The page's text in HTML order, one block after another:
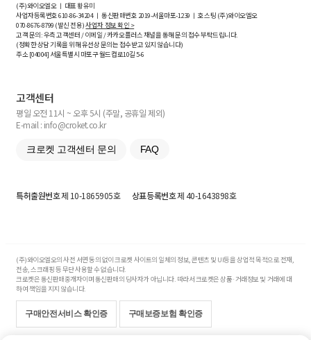
(주)와이오엘오 ㅣ 대표 황유미
사업자등록번호610-86-34204ㅣ 통신판매번호 2019-서울마포-1239 ㅣ 호스팅 (주)와이오엘오
070-8676-8799 (발신 전용)사업자 정보 확인 >
고객 문의: 우측 고객센터 / 이메일 / 카카오플러스 채널을 통해 문의 접수 부탁드립니다.
(정확한 상담 기록을 위해 유선상 문의는 접수받고 있지 않습니다)
주소 [04004] 서울특별시 마포구 월드컵로10길5-6
고객센터
평일 오전 11시 ~ 오후 5시 (주말, 공휴일 제외)
E-mail : info@croket.co.kr
크로켓 고객센터 문의 FAQ
특허출원번호제 10-1865905호 상표등록번호제 40-1643898호
(주)와이오엘오의 사전 서면 동의 없이 크로켓 사이트의 일체의 정보, 콘텐츠 및 UI등을 상업적 목적으로 전재,
전송, 스크래핑 등 무단 사용할 수 없습니다.
크로켓은 통신판매중개자이며 통신판매의 당사자가 아닙니다. 따라서 크로켓은 상품·거래정보 및 거래에 대
하여 책임을 지지 않습니다.
구매안전서비스 확인증 구매보증보험 확인증